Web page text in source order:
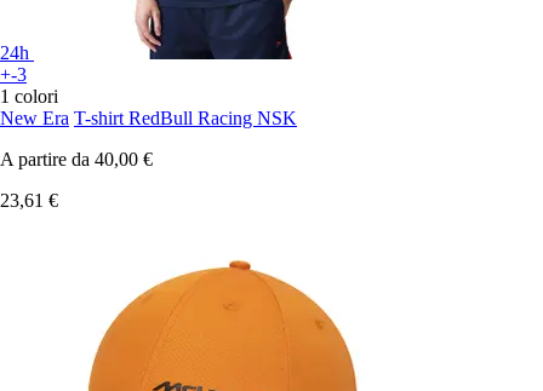
24h
+-3
1 colori
New Era T-shirt RedBull Racing NSK
A partire da 40,00 €
23,61 €